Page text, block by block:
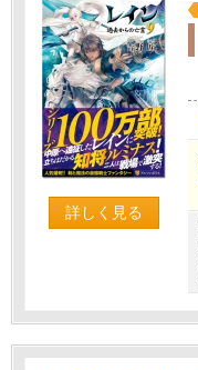
詳しく見る